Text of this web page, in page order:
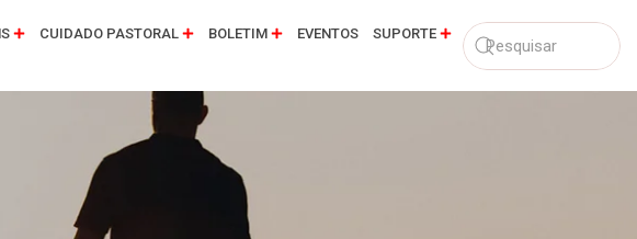
CUIDADO PASTORAL BOLETIM EVENTOS SUPORTE